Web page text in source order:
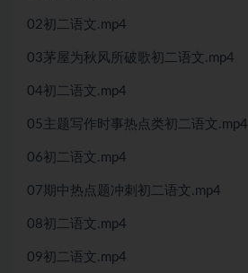
02初二语文.mp4
03茅屋为秋风所破歌初二语文.mp4
04初二语文.mp4
05主题写作时事热点类初二语文.mp4
06初二语文.mp4
07期中热点题冲刺初二语文.mp4
08初二语文.mp4
09初二语文.mp4